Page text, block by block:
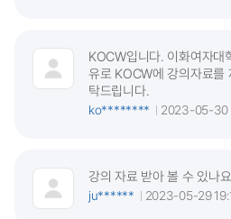
KOCW입니다. 이화여자대
유로 KOCW에 강의자료를
탁드립니다.
ko********
2023-05-30
강의 자료 받아 볼 수 있나
ju******
2023-05-29